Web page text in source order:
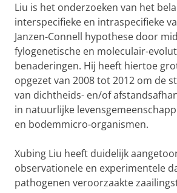
Liu is het onderzoeken van het
interspecifieke en intraspecifieke
Janzen-Connell hypothese door
fylogenetische en moleculair-
benaderingen. Hij heeft hiertoe
opgezet van 2008 tot 2012 om de
van dichtheids- en/of
in natuurlijke
en bodemmicro-organismen.
Xubing Liu heeft duidelijk
observationele en experimentele
pathogenen veroorzaakte